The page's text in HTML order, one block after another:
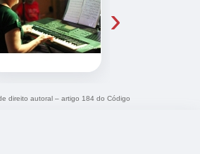
›
direito autoral – artigo 184 do Código